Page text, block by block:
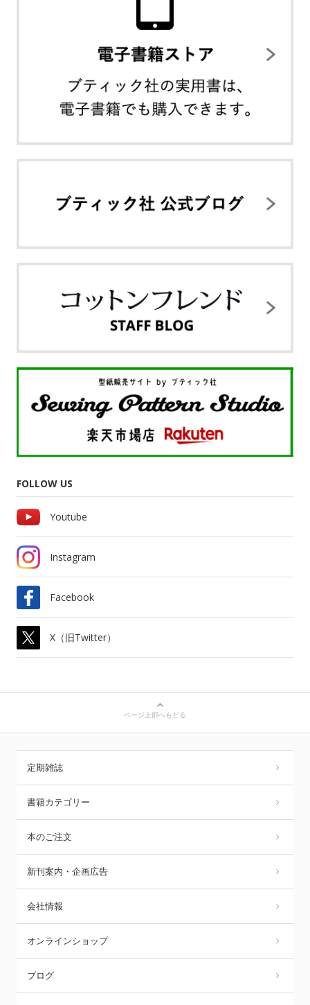
FOLLOW US
Youtube
Instagram
Facebook
X（旧Twitter）
ページ上部へもどる
定期雑誌
書籍カテゴリー
本のご注文
新刊案内・企画広告
会社情報
オンラインショップ
ブログ